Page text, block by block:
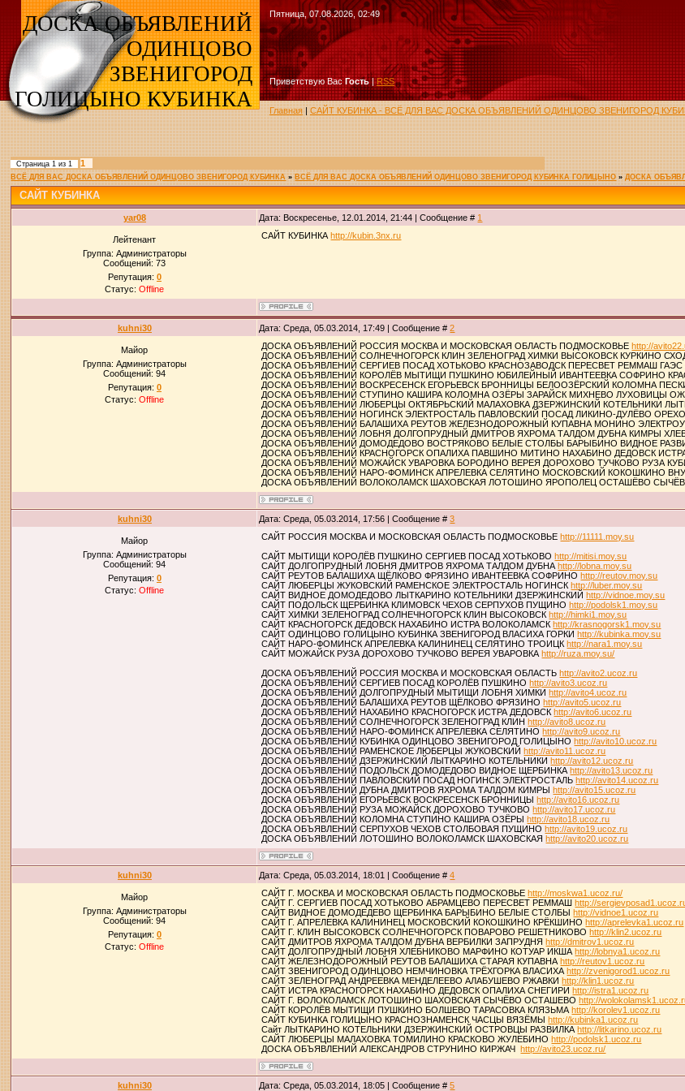
ДОСКА ОБЪЯВЛЕНИЙ
ОДИНЦОВО
ЗВЕНИГОРОД
ГОЛИЦЫНО КУБИНКА
Пятница, 07.08.2026, 02:49
Приветствую Вас Гость|RSS
Главная|САЙТ КУБИНКА - ВСЁ ДЛЯ ВАС ДОСКА ОБЪЯВЛЕНИЙ ОДИНЦОВО ЗВЕНИГОРОД
Страница1 из1 1
ВСЁ ДЛЯ ВАС ДОСКА ОБЪЯВЛЕНИЙ ОДИНЦОВО ЗВЕНИГОРОД КУБИНКА » ВСЁ ДЛЯ ВАС ДОСКА ОБЪЯВЛЕНИЙ ОДИНЦОВО ЗВЕНИГОРОД КУБИНКА ГОЛИЦЫНО » ДОСКА
САЙТ КУБИНКА
yar08 Дата: Воскресенье, 12.01.2014, 21:44 | Сообщение # 1
Лейтенант
Группа: Администраторы
Сообщений:73
Репутация: 0
Статус:Offline
САЙТ КУБИНКАhttp://kubin.3nx.ru
kuhni30 Дата: Среда, 05.03.2014, 17:49 | Сообщение #2
Майор
Группа: Администраторы
Сообщений:94
Репутация: 0
Статус:Offline
ДОСКА ОБЪЯВЛЕНИЙ РОССИЯ МОСКВА И МОСКОВСКАЯ ОБЛАСТЬ ПОДМОСКОВЬЕhttp://
ДОСКА ОБЪЯВЛЕНИЙ СОЛНЕЧНОГОРСК КЛИН ЗЕЛЕНОГРАД ХИМКИ ВЫСОКОВСК КУРКИНО
ДОСКА ОБЪЯВЛЕНИЙ СЕРГИЕВ ПОСАД ХОТЬКОВО КРАСНОЗАВОДСК ПЕРЕСВЕТ РЕММАШ
ДОСКА ОБЪЯВЛЕНИЙ КОРОЛЁВ МЫТИЩИ ПУШКИНО ЮБИЛЕЙНЫЙ ИВАНТЕЕВКА СОФРИНО
ДОСКА ОБЪЯВЛЕНИЙ ВОСКРЕСЕНСК ЕГОРЬЕВСК БРОННИЦЫ БЕЛООЗЁРСКИЙ КОЛОМНА
ДОСКА ОБЪЯВЛЕНИЙ СТУПИНО КАШИРА КОЛОМНА ОЗЁРЫ ЗАРАЙСК МИХНЕВО ЛУХОВИЦЫ
ДОСКА ОБЪЯВЛЕНИЙ ЛЮБЕРЦЫ ОКТЯБРЬСКИЙ МАЛАХОВКА ДЗЕРЖИНСКИЙ КОТЕЛЬНИКИ
ДОСКА ОБЪЯВЛЕНИЙ НОГИНСК ЭЛЕКТРОСТАЛЬ ПАВЛОВСКИЙ ПОСАД ЛИКИНО-ДУЛЁВО
ДОСКА ОБЪЯВЛЕНИЙ БАЛАШИХА РЕУТОВ ЖЕЛЕЗНОДОРОЖНЫЙ КУПАВНА МОНИНО
ДОСКА ОБЪЯВЛЕНИЙ ЛОБНЯ ДОЛГОПРУДНЫЙ ДМИТРОВ ЯХРОМА ТАЛДОМ ДУБНА КИМРЫ
ДОСКА ОБЪЯВЛЕНИЙ ДОМОДЕДОВО ВОСТРЯКОВО БЕЛЫЕ СТОЛБЫ БАРЫБИНО ВИДНОЕ
ДОСКА ОБЪЯВЛЕНИЙ КРАСНОГОРСК ОПАЛИХА ПАВШИНО МИТИНО НАХАБИНО ДЕДОВСК
ДОСКА ОБЪЯВЛЕНИЙ МОЖАЙСК УВАРОВКА БОРОДИНО ВЕРЕЯ ДОРОХОВО ТУЧКОВО РУЗА
ДОСКА ОБЪЯВЛЕНИЙ НАРО-ФОМИНСК АПРЕЛЕВКА СЕЛЯТИНО МОСКОВСКИЙ КОКОШКИНО
ДОСКА ОБЪЯВЛЕНИЙ ВОЛОКОЛАМСК ШАХОВСКАЯ ЛОТОШИНО ЯРОПОЛЕЦ ОСТАШЁВО
kuhni30 Дата: Среда, 05.03.2014, 17:56 | Сообщение #3
Майор
Группа: Администраторы
Сообщений:94
Репутация: 0
Статус:Offline
САЙТ РОССИЯ МОСКВА И МОСКОВСКАЯ ОБЛАСТЬ ПОДМОСКОВЬЕhttp://11111.moy.su
САЙТ МЫТИЩИ КОРОЛЁВ ПУШКИНО СЕРГИЕВ ПОСАД ХОТЬКОВОhttp://mitisi.moy.su
САЙТ ДОЛГОПРУДНЫЙ ЛОБНЯ ДМИТРОВ ЯХРОМА ТАЛДОМ ДУБНАhttp://lobna.moy.su
САЙТ РЕУТОВ БАЛАШИХА ЩЁЛКОВО ФРЯЗИНО ИВАНТЕЕВКА СОФРИНОhttp://reutov.moy.su
САЙТ ЛЮБЕРЦЫ ЖУКОВСКИЙ РАМЕНСКОЕ ЭЛЕКТРОСТАЛЬ НОГИНСКhttp://luber.moy.su
САЙТ ВИДНОЕ ДОМОДЕДОВО ЛЫТКАРИНО КОТЕЛЬНИКИ ДЗЕРЖИНСКИЙhttp://vidnoe.moy.su
САЙТ ПОДОЛЬСК ЩЕРБИНКА КЛИМОВСК ЧЕХОВ СЕРПУХОВ ПУЩИНОhttp://podolsk1.moy.su
САЙТ ХИМКИ ЗЕЛЕНОГРАД СОЛНЕЧНОГОРСК КЛИН ВЫСОКОВСКhttp://himki1.moy.su
САЙТ КРАСНОГОРСК ДЕДОВСК НАХАБИНО ИСТРА ВОЛОКОЛАМСКhttp://krasnogorsk1.moy.su
САЙТ ОДИНЦОВО ГОЛИЦЫНО КУБИНКА ЗВЕНИГОРОД ВЛАСИХА ГОРКИhttp://kubinka.moy.su
САЙТ НАРО-ФОМИНСК АПРЕЛЕВКА КАЛИНИНЕЦ СЕЛЯТИНО ТРОИЦКhttp://nara1.moy.su
САЙТ МОЖАЙСК РУЗА ДОРОХОВО ТУЧКОВО ВЕРЕЯ УВАРОВКАhttp://ruza.moy.su/
ДОСКА ОБЪЯВЛЕНИЙ РОССИЯ МОСКВА И МОСКОВСКАЯ ОБЛАСТЬhttp://avito2.ucoz.ru
ДОСКА ОБЪЯВЛЕНИЙ СЕРГИЕВ ПОСАД КОРОЛЁВ ПУШКИНОhttp://avito3.ucoz.ru
ДОСКА ОБЪЯВЛЕНИЙ ДОЛГОПРУДНЫЙ МЫТИЩИ ЛОБНЯ ХИМКИhttp://avito4.ucoz.ru
ДОСКА ОБЪЯВЛЕНИЙ БАЛАШИХА РЕУТОВ ЩЁЛКОВО ФРЯЗИНОhttp://avito5.ucoz.ru
ДОСКА ОБЪЯВЛЕНИЙ НАХАБИНО КРАСНОГОРСК ИСТРА ДЕДОВСКhttp://avito6.ucoz.ru
ДОСКА ОБЪЯВЛЕНИЙ СОЛНЕЧНОГОРСК ЗЕЛЕНОГРАД КЛИНhttp://avito8.ucoz.ru
ДОСКА ОБЪЯВЛЕНИЙ НАРО-ФОМИНСК АПРЕЛЕВКА СЕЛЯТИНОhttp://avito9.ucoz.ru
ДОСКА ОБЪЯВЛЕНИЙ КУБИНКА ОДИНЦОВО ЗВЕНИГОРОД ГОЛИЦЫНОhttp://avito10.ucoz.ru
ДОСКА ОБЪЯВЛЕНИЙ РАМЕНСКОЕ ЛЮБЕРЦЫ ЖУКОВСКИЙhttp://avito11.ucoz.ru
ДОСКА ОБЪЯВЛЕНИЙ ДЗЕРЖИНСКИЙ ЛЫТКАРИНО КОТЕЛЬНИКИhttp://avito12.ucoz.ru
ДОСКА ОБЪЯВЛЕНИЙ ПОДОЛЬСК ДОМОДЕДОВО ВИДНОЕ ЩЕРБИНКАhttp://avito13.ucoz.ru
ДОСКА ОБЪЯВЛЕНИЙ ПАВЛОВСКИЙ ПОСАД НОГИНСК ЭЛЕКТРОСТАЛЬhttp://avito14.ucoz.ru
ДОСКА ОБЪЯВЛЕНИЙ ДУБНА ДМИТРОВ ЯХРОМА ТАЛДОМ КИМРЫhttp://avito15.ucoz.ru
ДОСКА ОБЪЯВЛЕНИЙ ЕГОРЬЕВСК ВОСКРЕСЕНСК БРОННИЦЫhttp://avito16.ucoz.ru
ДОСКА ОБЪЯВЛЕНИЙ РУЗА МОЖАЙСК ДОРОХОВО ТУЧКОВОhttp://avito17.ucoz.ru
ДОСКА ОБЪЯВЛЕНИЙ КОЛОМНА СТУПИНО КАШИРА ОЗЁРЫhttp://avito18.ucoz.ru
ДОСКА ОБЪЯВЛЕНИЙ СЕРПУХОВ ЧЕХОВ СТОЛБОВАЯ ПУЩИНОhttp://avito19.ucoz.ru
ДОСКА ОБЪЯВЛЕНИЙ ЛОТОШИНО ВОЛОКОЛАМСК ШАХОВСКАЯhttp://avito20.ucoz.ru
kuhni30 Дата: Среда, 05.03.2014, 18:01 | Сообщение #4
Майор
Группа: Администраторы
Сообщений:94
Репутация: 0
Статус:Offline
САЙТ Г. МОСКВА И МОСКОВСКАЯ ОБЛАСТЬ ПОДМОСКОВЬЕhttp://moskwa1.ucoz.ru/
САЙТ Г. СЕРГИЕВ ПОСАД ХОТЬКОВО АБРАМЦЕВО ПЕРЕСВЕТ РЕММАШhttp://
САЙТ ВИДНОЕ ДОМОДЕДЕВО ЩЕРБИНКА БАРЫБИНО БЕЛЫЕ СТОЛБЫhttp://vidnoe1.ucoz.ru
САЙТ Г. АПРЕЛЕВКА КАЛИНИНЕЦ МОСКОВСКИЙ КОКОШКИНО КРЁКШИНОhttp://aprelevka1.ucoz.ru
САЙТ Г. КЛИН ВЫСОКОВСК СОЛНЕЧНОГОРСК ПОВАРОВО РЕШЕТНИКОВОhttp://klin2.ucoz.ru
САЙТ ДМИТРОВ ЯХРОМА ТАЛДОМ ДУБНА ВЕРБИЛКИ ЗАПРУДНЯhttp://dmitrov1.ucoz.ru
САЙТ ДОЛГОПРУДНЫЙ ЛОБНЯ ХЛЕБНИКОВО МАРФИНО КОТУАР ИКШАhttp://lobnya1.ucoz.ru
САЙТ ЖЕЛЕЗНОДОРОЖНЫЙ РЕУТОВ БАЛАШИХА СТАРАЯ КУПАВНАhttp://reutov1.ucoz.ru
САЙТ ЗВЕНИГОРОД ОДИНЦОВО НЕМЧИНОВКА ТРЁХГОРКА ВЛАСИХАhttp://zvenigorod1.ucoz.ru
САЙТ ЗЕЛЕНОГРАД АНДРЕЕВКА МЕНДЕЛЕЕВО АЛАБУШЕВО РЖАВКИhttp://klin1.ucoz.ru
САЙТ ИСТРА КРАСНОГОРСК НАХАБИНО ДЕДОВСК ОПАЛИХА СНЕГИРИhttp://istra1.ucoz.ru
САЙТ Г. ВОЛОКОЛАМСК ЛОТОШИНО ШАХОВСКАЯ СЫЧЁВО ОСТАШЕВОhttp://
САЙТ КОРОЛЁВ МЫТИЩИ ПУШКИНО БОЛШЕВО ТАРАСОВКА КЛЯЗЬМАhttp://korolev1.ucoz.ru
САЙТ КУБИНКА ГОЛИЦЫНО КРАСНОЗНАМЕНСК ЧАСЦЫ ВЯЗЁМЫhttp://kubinka1.ucoz.ru
Сайт ЛЫТКАРИНО КОТЕЛЬНИКИ ДЗЕРЖИНСКИЙ ОСТРОВЦЫ РАЗВИЛКАhttp://litkarino.ucoz.ru
САЙТ ЛЮБЕРЦЫ МАЛАХОВКА ТОМИЛИНО КРАСКОВО ЖУЛЕБИНОhttp://podolsk1.ucoz.ru
ДОСКА ОБЪЯВЛЕНИЙ АЛЕКСАНДРОВ СТРУНИНО КИРЖАЧhttp://avito23.ucoz.ru/
kuhni30 Дата: Среда, 05.03.2014, 18:05 | Сообщение #5